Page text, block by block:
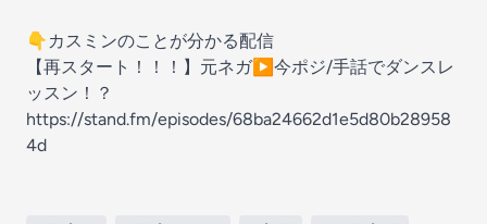
👇カスミンのことが分かる配信
【再スタート！！！】元ネガ▶︎今ポジ/手話でダンスレ
ッスン！？
https://stand.fm/episodes/68ba24662d1e5d80b28958
4d